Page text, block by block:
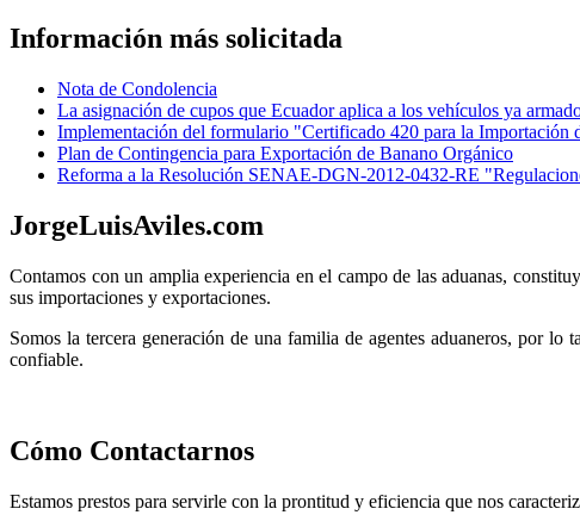
Información más solicitada
Nota de Condolencia
La asignación de cupos que Ecuador aplica a los vehículos ya
Implementación del formulario "Certificado 420 para la Importación
Plan de Contingencia para Exportación de Banano Orgánico
Reforma a la Resolución SENAE-DGN-2012-0432-RE
JorgeLuisAviles.com
Contamos con un amplia experiencia en el campo de las aduanas,
sus importaciones y exportaciones.
Somos la tercera generación de una familia de agentes aduaneros, por
confiable.
Cómo Contactarnos
Estamos prestos para servirle con la prontitud y eficiencia que nos